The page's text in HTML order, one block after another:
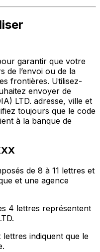
garantir que votre
de l’envoi ou de la
frontières. Utilisez-
envoyer de
LTD. adresse, ville et
toujours que le code
à la banque de
de 8 à 11 lettres et
et une agence
4 lettres représentent
lettres indiquent que le